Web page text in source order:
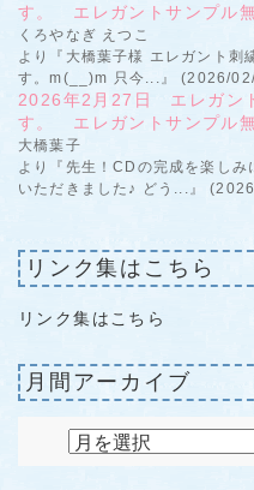
す。 エレガントサンプル
くろやなぎ えつこ
より『大橋葉子様 エレガント刺
す。m(__)m 只今...』 (2026/
2026年2月27日 エレガン
す。 エレガントサンプル
大橋葉子
より『先生！CDの完成を楽し
いただきました♪ どう...』
リンク集はこちら
リンク集はこちら
月間アーカイブ